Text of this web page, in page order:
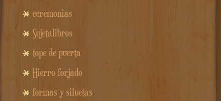
ceremonias
Sujetalibros
tope de puerta
Hierro forjado
formas y siluetas